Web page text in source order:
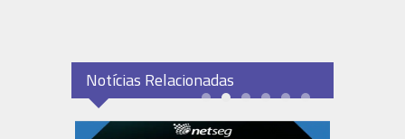
Notícias Relacionadas